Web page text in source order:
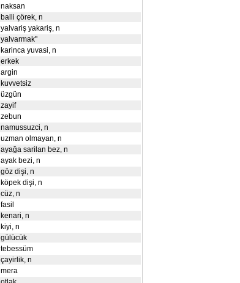
naksan
balli çörek, n
yalvariş yakariş, n
yalvarmak"
karinca yuvasi, n
erkek
argin
kuvvetsiz
üzgün
zayif
zebun
namussuzci, n
uzman olmayan, n
ayağa sarilan bez, n
ayak bezi, n
göz dişi, n
köpek dişi, n
cüz, n
fasil
kenari, n
kiyi, n
gülücük
tebessüm
çayirlik, n
mera